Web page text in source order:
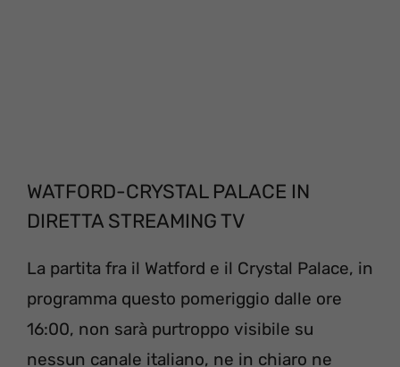
WATFORD-CRYSTAL PALACE IN
DIRETTA STREAMING TV
La partita fra il Watford e il Crystal Palace, in
programma questo pomeriggio dalle ore
16:00, non sarà purtroppo visibile su
nessun canale italiano, ne in chiaro ne